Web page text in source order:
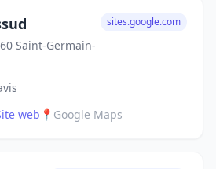
Saint-Germain-
sites.google.com
web 📍 Google Maps